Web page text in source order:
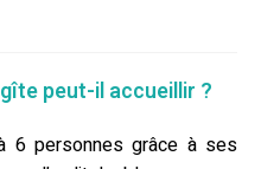
peut-il accueillir ?
6 personnes grâce à ses